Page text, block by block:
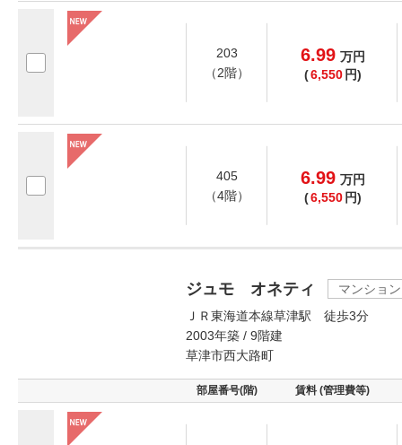
203
（2階）
6.99 万円
(6,550 円)
405
（4階）
6.99 万円
(6,550 円)
ジュモ オネティ
マンション
ＪＲ東海道本線草津駅 徒歩3分
2003年築 / 9階建
草津市西大路町
部屋番号(階) 賃料 (管理費等)